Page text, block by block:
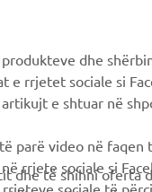
dhe
rrjetet sociale si
e shtuar në
parë video në
rrjete sociale si
sociale të
dhe të shihni oferta